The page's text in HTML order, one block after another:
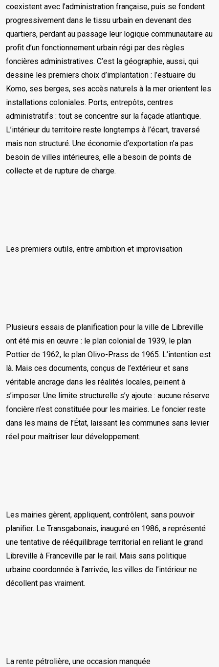
coexistent avec l’administration française, puis se fondent
progressivement dans le tissu urbain en devenant des
quartiers, perdant au passage leur logique communautaire au
profit d’un fonctionnement urbain régi par des règles
foncières administratives. C’est la géographie, aussi, qui
dessine les premiers choix d’implantation : l’estuaire du
Komo, ses berges, ses accès naturels à la mer orientent les
installations coloniales. Ports, entrepôts, centres
administratifs : tout se concentre sur la façade atlantique.
L’intérieur du territoire reste longtemps à l’écart, traversé
mais non structuré. Une économie d’exportation n’a pas
besoin de villes intérieures, elle a besoin de points de
collecte et de rupture de charge.
Les premiers outils, entre ambition et improvisation
Plusieurs essais de planification pour la ville de Libreville
ont été mis en œuvre : le plan colonial de 1939, le plan
Pottier de 1962, le plan Olivo-Prass de 1965. L’intention est
là. Mais ces documents, conçus de l’extérieur et sans
véritable ancrage dans les réalités locales, peinent à
s’imposer. Une limite structurelle s’y ajoute : aucune réserve
foncière n’est constituée pour les mairies. Le foncier reste
dans les mains de l’État, laissant les communes sans levier
réel pour maîtriser leur développement.
Les mairies gèrent, appliquent, contrôlent, sans pouvoir
planifier. Le Transgabonais, inauguré en 1986, a représenté
une tentative de rééquilibrage territorial en reliant le grand
Libreville à Franceville par le rail. Mais sans politique
urbaine coordonnée à l’arrivée, les villes de l’intérieur ne
décollent pas vraiment.
La rente pétrolière, une occasion manquée